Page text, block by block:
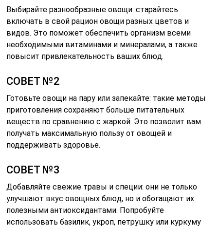
Выбирайте разнообразные овощи: старайтесь
включать в свой рацион овощи разных цветов и
видов. Это поможет обеспечить организм всеми
необходимыми витаминами и минералами, а также
повысит привлекательность ваших блюд.
СОВЕТ №2
Готовьте овощи на пару или запекайте: такие методы
приготовления сохраняют больше питательных
веществ по сравнению с жаркой. Это позволит вам
получать максимальную пользу от овощей и
поддерживать здоровье.
СОВЕТ №3
Добавляйте свежие травы и специи: они не только
улучшают вкус овощных блюд, но и обогащают их
полезными антиоксидантами. Попробуйте
использовать базилик, укроп, петрушку или куркуму